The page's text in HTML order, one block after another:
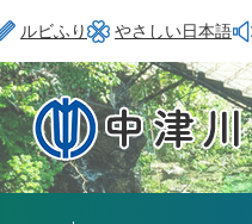
ルビふり やさしい日本語